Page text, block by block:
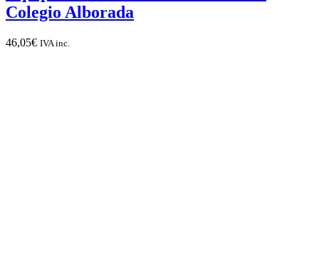
Colegio Alborada
46,05€ IVA inc.